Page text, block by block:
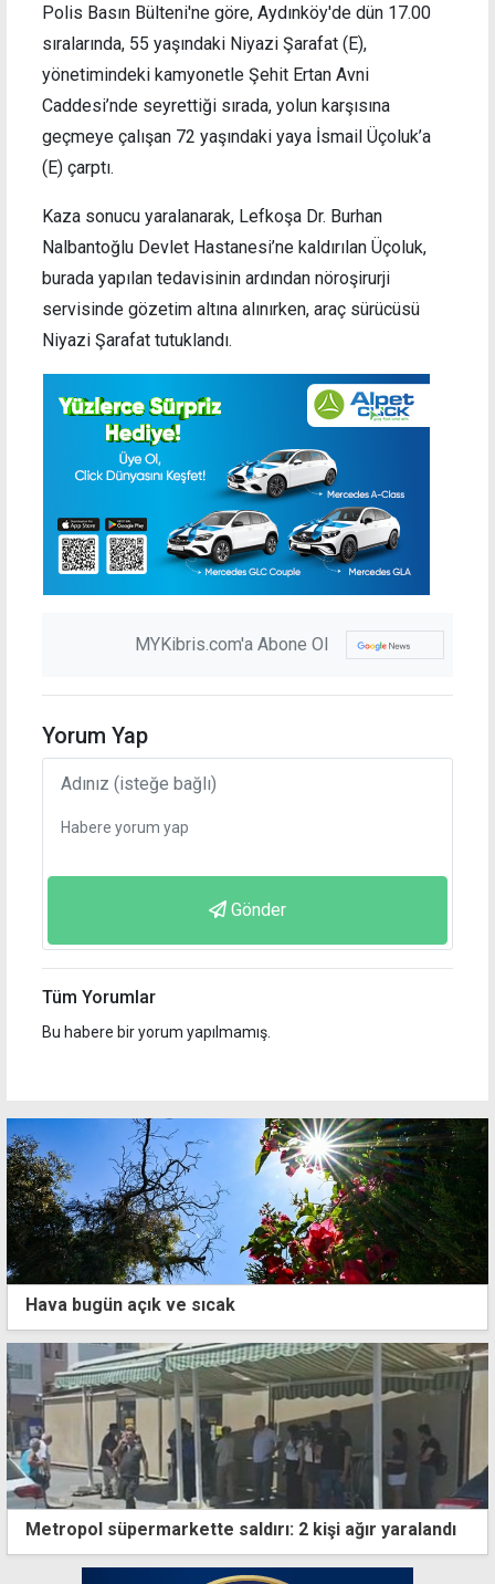
Polis Basın Bülteni'ne göre, Aydınköy'de dün 17.00
sıralarında, 55 yaşındaki Niyazi Şarafat (E),
yönetimindeki kamyonetle Şehit Ertan Avni
Caddesi’nde seyrettiği sırada, yolun karşısına
geçmeye çalışan 72 yaşındaki yaya İsmail Üçoluk’a
(E) çarptı.
Kaza sonucu yaralanarak, Lefkoşa Dr. Burhan
Nalbantoğlu Devlet Hastanesi’ne kaldırılan Üçoluk,
burada yapılan tedavisinin ardından nöroşirurji
servisinde gözetim altına alınırken, araç sürücüsü
Niyazi Şarafat tutuklandı.
MYKibris.com'a Abone Ol
Yorum Yap
Gönder
Tüm Yorumlar
Bu habere bir yorum yapılmamış.
Hava bugün açık ve sıcak
Metropol süpermarkette saldırı: 2 kişi ağır yaralandı